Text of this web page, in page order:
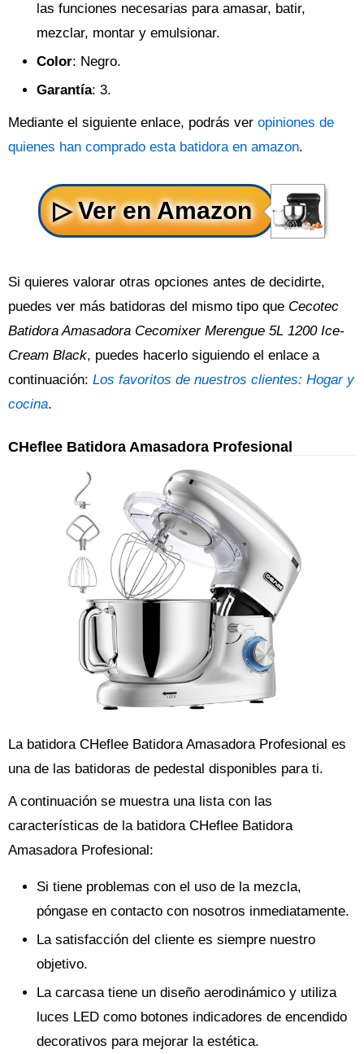
las funciones necesarias para amasar, batir,
mezclar, montar y emulsionar.
Color: Negro.
Garantía: 3.
Mediante el siguiente enlace, podrás ver opiniones de
quienes han comprado esta batidora en amazon.
Si quieres valorar otras opciones antes de decidirte,
puedes ver más batidoras del mismo tipo que Cecotec
Batidora Amasadora Cecomixer Merengue 5L 1200 Ice-
Cream Black, puedes hacerlo siguiendo el enlace a
continuación: Los favoritos de nuestros clientes: Hogar y
cocina.
CHeflee Batidora Amasadora Profesional
La batidora CHeflee Batidora Amasadora Profesional es
una de las batidoras de pedestal disponibles para ti.
A continuación se muestra una lista con las
características de la batidora CHeflee Batidora
Amasadora Profesional:
Si tiene problemas con el uso de la mezcla,
póngase en contacto con nosotros inmediatamente.
La satisfacción del cliente es siempre nuestro
objetivo.
La carcasa tiene un diseño aerodinámico y utiliza
luces LED como botones indicadores de encendido
decorativos para mejorar la estética.